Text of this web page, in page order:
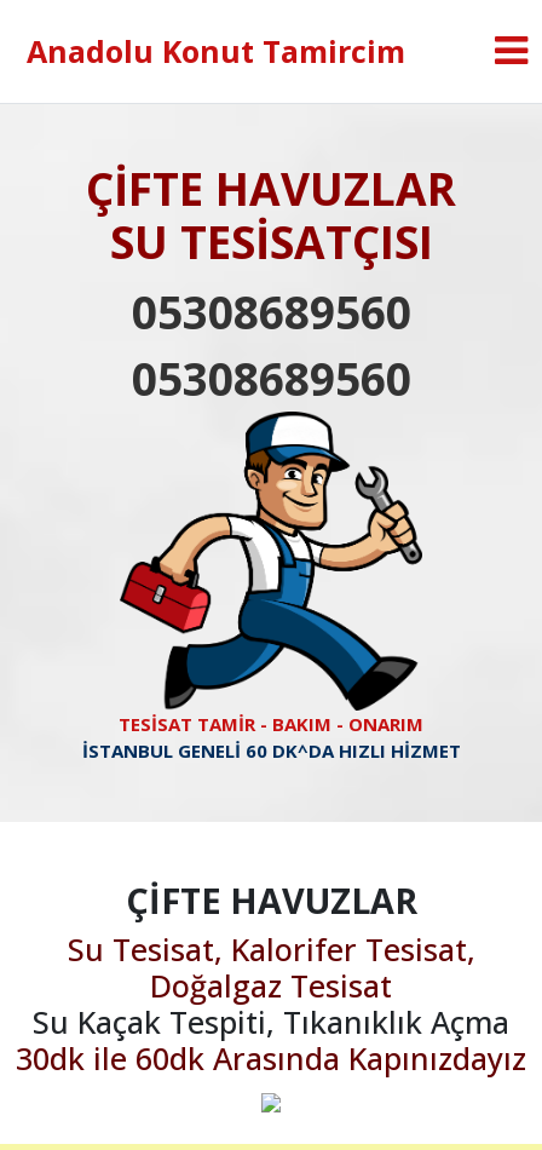
Anadolu Konut Tamircim
ÇİFTE HAVUZLAR
SU TESİSATÇISI
05308689560
05308689560
TESİSAT TAMİR - BAKIM - ONARIM
İSTANBUL GENELİ 60 DK^DA HIZLI HİZMET
ÇİFTE HAVUZLAR
Su Tesisat, Kalorifer Tesisat,
Doğalgaz Tesisat
Su Kaçak Tespiti, Tıkanıklık Açma
30dk ile 60dk Arasında Kapınızdayız